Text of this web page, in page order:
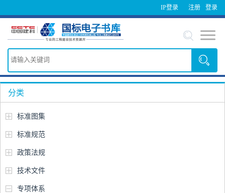
IP登录 登录
注册
分类
标准图集
标准规范
政策法规
技术文件
专项体系